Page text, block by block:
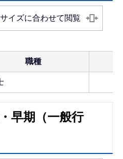
イズに合わせて閲覧
職種
早期（一般行